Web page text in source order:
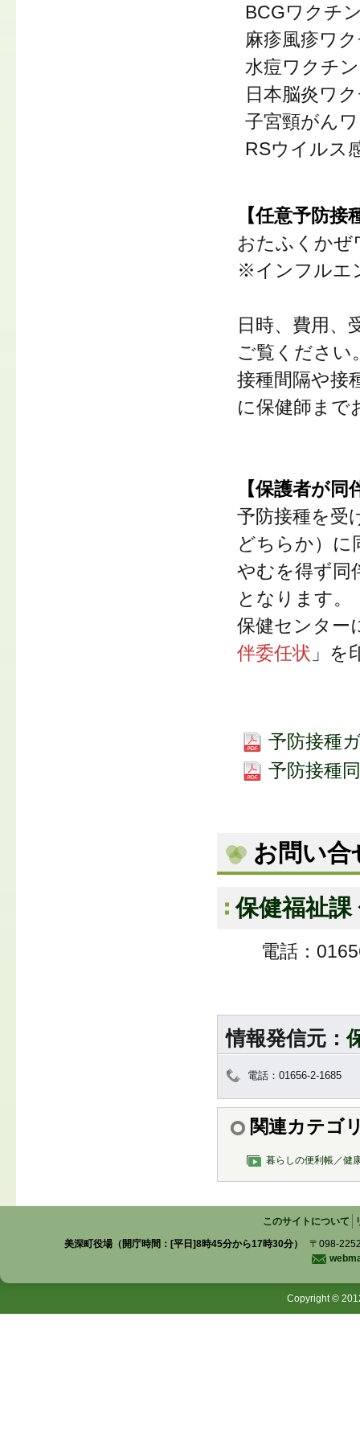
BCGワクチ
麻疹風疹ワ
水痘ワクチ
日本脳炎ワ
子宮頸がん
RSウイルス
【任意予防接
おたふくかぜ
※インフルエ
日時、費用、
ご覧ください
接種間隔や接
に保健師まで
【保護者が
予防接種を受
どちらか）に
やむを得ず同
となります。
保健センター
伴委任状 」を
予防接種
予防接種
お問い合
保健福祉課
電話：
情報発信元：
電話：01656-2-1685
関連カテゴ
暮らしの便利帳／健
このサイトについて
美深町役場（開庁時間：[平日]8時45分から17時30分）
〒098-
Copyright ©